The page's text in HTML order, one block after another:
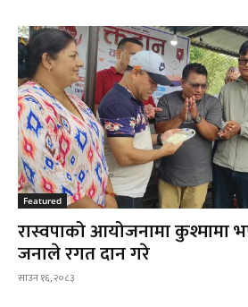
Featured
रास्वपाको आयोजनामा कुश्मामा
जनाले रगत दान गरे
साउन १६, २०८३